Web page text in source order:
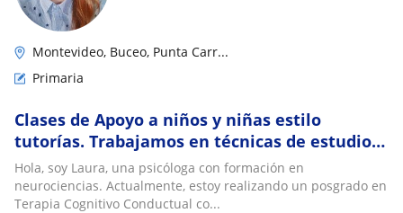
Montevideo, Buceo, Punta Carr...
Primaria
Clases de Apoyo a niños y niñas estilo
tutorías. Trabajamos en técnicas de estudio y
resolución de problemas
Hola, soy Laura, una psicóloga con formación en
neurociencias. Actualmente, estoy realizando un posgrado en
Terapia Cognitivo Conductual co...